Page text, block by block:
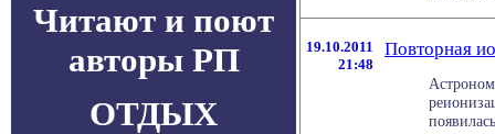
Читают и поют
авторы РП
ОТДЫХ
19.10.2011
21:48
Повторная